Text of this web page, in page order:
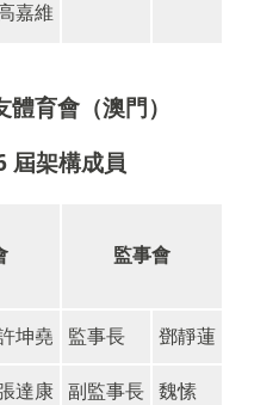
嘉維
育會（澳門）
屆架構成員
監事會
坤堯 監事長 鄧靜蓮
達康 副監事長 魏愫